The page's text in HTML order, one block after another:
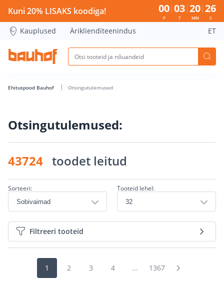
Otsingu lehekülg - Bauhof has loaded
Kuni 20% LISAKS koodiga! 00
P
03
T
20
MIN
26
S
Kauplused Äriklienditeenindus ET
Ehituspood Bauhof Otsingutulemused
Otsingutulemused:
43724 toodet leitud
Sorteeri: Tooteid lehel:
Filtreeri tooteid
1 2 3 4 ... 1367